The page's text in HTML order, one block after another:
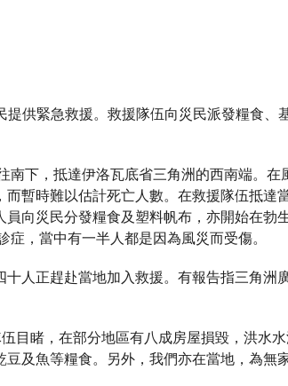
供緊急救援。救援隊伍向災民派發糧食、
下，抵達伊洛瓦底省三角洲的西南端。在
暫時難以估計死亡人數。在救援隊伍抵達
向災民分發糧食及塑料帆布，亦開始在勃
，當中有一半人都是因為風災而受傷。
人正趕赴當地加入救援。有報告指三角洲
目睹，在部分地區有八成房屋損毀，洪水
及魚等糧食。另外，我們亦在當地，為無